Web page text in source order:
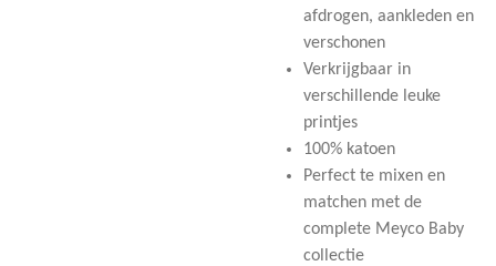
afdrogen, aankleden en
verschonen
Verkrijgbaar in
verschillende leuke
printjes
100% katoen
Perfect te mixen en
matchen met de
complete Meyco Baby
collectie